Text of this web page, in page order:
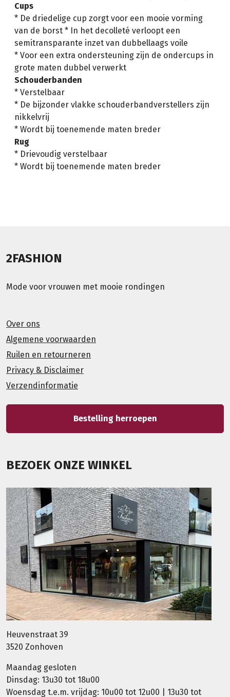
Cups
* De driedelige cup zorgt voor een mooie vorming
van de borst * In het decolleté verloopt een
semitransparante inzet van dubbellaags voile
* Voor een extra ondersteuning zijn de ondercups in
grote maten dubbel verwerkt
Schouderbanden
* Verstelbaar
* De bijzonder vlakke schouderbandverstellers zijn
nikkelvrij
* Wordt bij toenemende maten breder
Rug
* Drievoudig verstelbaar
* Wordt bij toenemende maten breder
2FASHION
Mode voor vrouwen met mooie rondingen
Over ons
Algemene voorwaarden
Ruilen en retourneren
Privacy & Disclaimer
Verzendinformatie
Bestelling herroepen
BEZOEK ONZE WINKEL
Heuvenstraat 39
3520 Zonhoven
Maandag gesloten
Dinsdag: 13u30 tot 18u00
Woensdag t.e.m. vrijdag: 10u00 tot 12u00 | 13u30 tot